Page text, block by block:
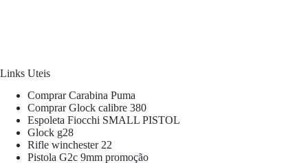
Links Uteis
Comprar Carabina Puma
Comprar Glock calibre 380
Espoleta Fiocchi SMALL PISTOL
Glock g28
Rifle winchester 22
Pistola G2c 9mm promoção